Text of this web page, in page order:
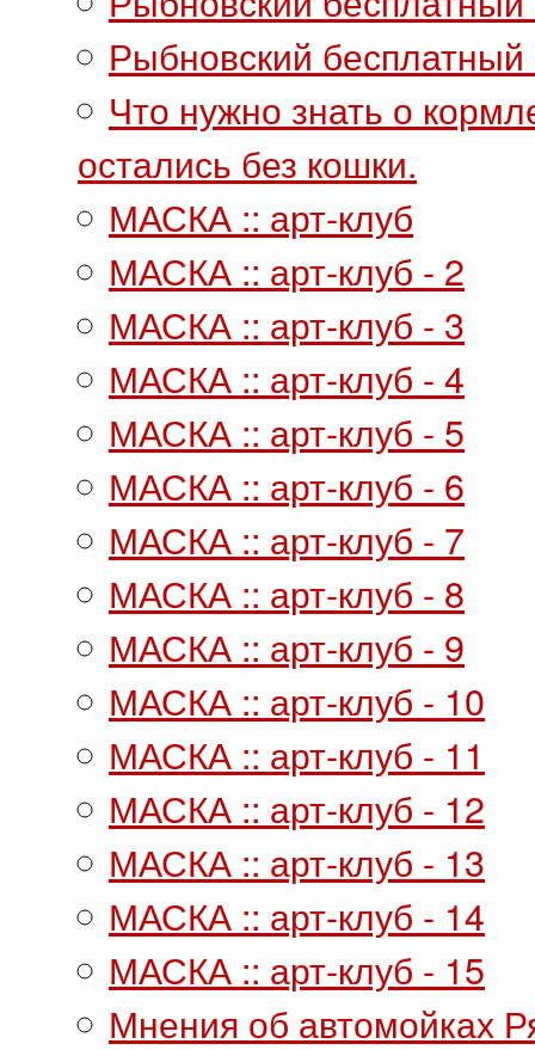
Рыбновский бесплатный
Что нужно знать о
остались без кошки.
МАСКА :: арт-клуб
МАСКА :: арт-клуб - 2
МАСКА :: арт-клуб - 3
МАСКА :: арт-клуб - 4
МАСКА :: арт-клуб - 5
МАСКА :: арт-клуб - 6
МАСКА :: арт-клуб - 7
МАСКА :: арт-клуб - 8
МАСКА :: арт-клуб - 9
МАСКА :: арт-клуб - 10
МАСКА :: арт-клуб - 11
МАСКА :: арт-клуб - 12
МАСКА :: арт-клуб - 13
МАСКА :: арт-клуб - 14
МАСКА :: арт-клуб - 15
Мнения об автомойках